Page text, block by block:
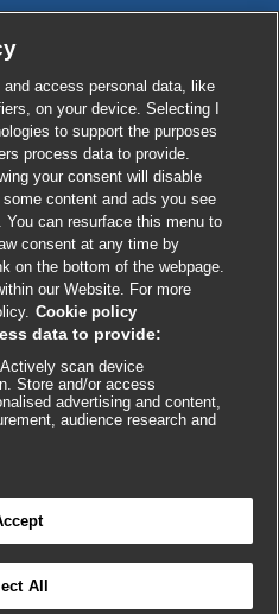

and access personal data, like
on your device. Selecting I
to support the purposes
process data to provide.
your consent will disable
content and ads you see
can resurface this menu to
consent at any time by
on the bottom of the webpage.
our Website. For more
Cookie policy
data to provide:
scan device
Store and/or access
advertising and content,
audience research and
All